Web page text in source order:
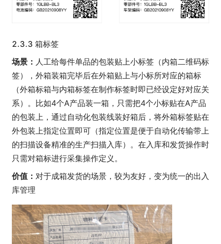
2.3.3 箱标签
场景： 人工给每件单品的包装贴上小标签（内箱二维码标
签），外箱装箱完毕后在外箱贴上与小标所对应的箱标
（外箱标箱与内箱标签在制作标签时即已经设定好对应关
系）。比如4个A产品装一箱，只需把4个小标贴在A产品
的包装上，通过自动化包装线装好箱后，将外箱标签贴在
外包装上指定位置即可（指定位置是便于自动化传输带上
的扫描设备精准的生产扫描入库）。在入库和发货操作时
只需对箱标进行采集操作定义。
价值： 对于成箱发货的场景，较为友好，变为统一的出入
库管理